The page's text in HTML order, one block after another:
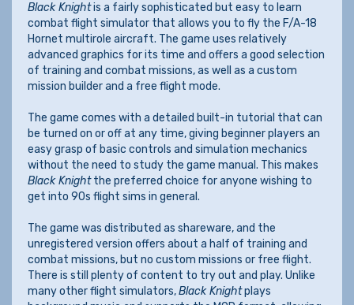
Black Knightis a fairly sophisticated but easy to learn
combat flight simulator that allows you to fly the F/A-18
Hornet multirole aircraft. The game uses relatively
advanced graphics for its time and offers a good selection
of training and combat missions, as well as a custom
mission builder and a free flight mode.
The game comes with a detailed built-in tutorial that can
be turned on or off at any time, giving beginner players an
easy grasp of basic controls and simulation mechanics
without the need to study the game manual. This makes
Black Knightthe preferred choice for anyone wishing to
get into 90s flight sims in general.
The game was distributed as shareware, and the
unregistered version offers about a half of training and
combat missions, but no custom missions or free flight.
There is still plenty of content to try out and play. Unlike
many other flight simulators,Black Knightplays